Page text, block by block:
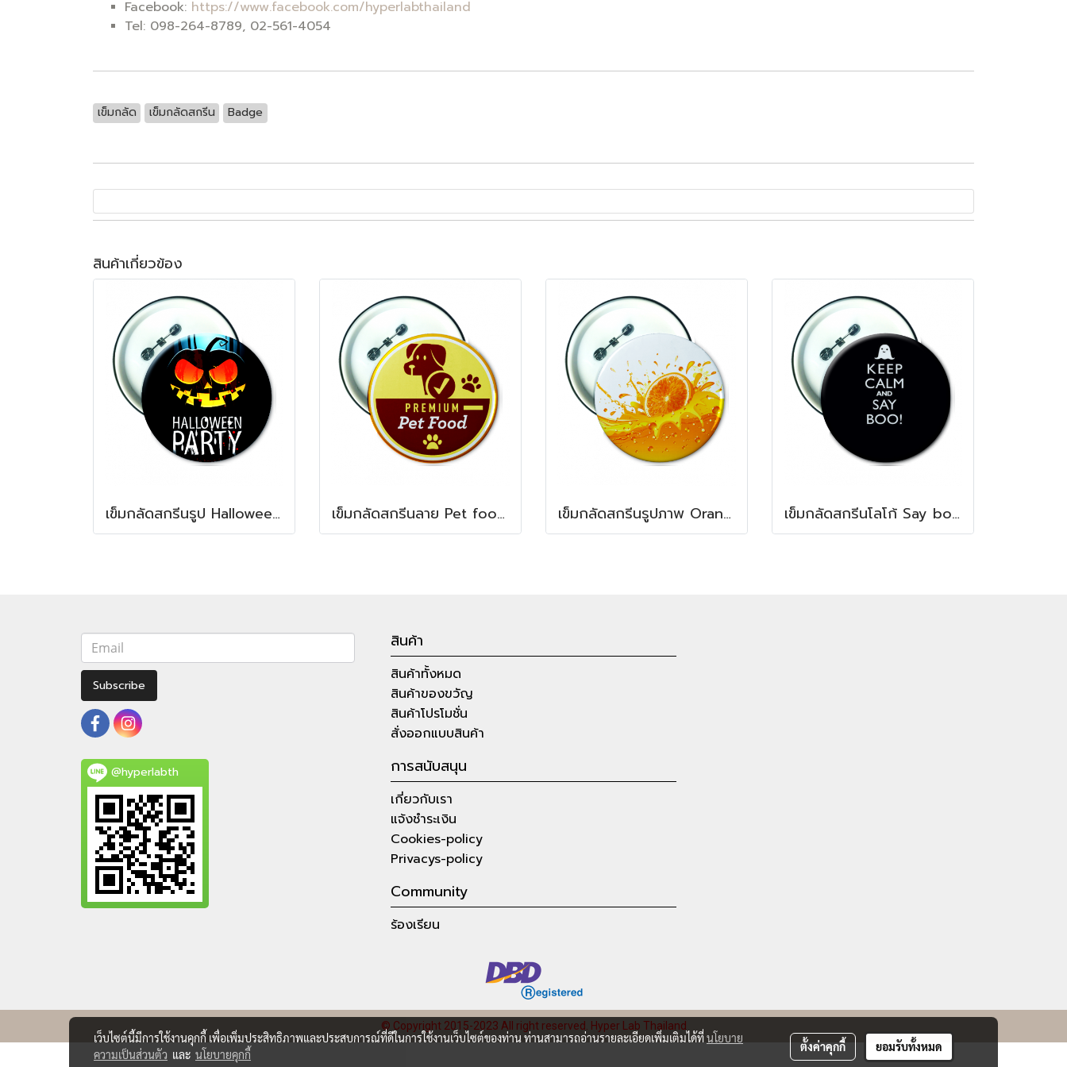
Facebook: https://www.facebook.com/hyperlabthailand
Tel: 098-264-8789, 02-561-4054
เข็มกลัด เข็มกลัดสกรีน Badge
สินค้าเกี่ยวข้อง
เข็มกลัดสกรีนรูป Halloween Badge เข็มกลัดสกรีนลาย Pet food Badge เข็มกลัดสกรีนรูปภาพ Orange Badge เข็มกลัดสกรีนโลโก้ Say boo Badge
Subscribe
@hyperlabth
สินค้า
สินค้าทั้งหมด
สินค้าของขวัญ
สินค้าโปรโมชั่น
สั่งออกแบบสินค้า
การสนับสนุน
เกี่ยวกับเรา
แจ้งชำระเงิน
Cookies-policy
Privacys-policy
Community
ร้องเรียน
© Copyright 2015-2023 All right reserved. Hyper Lab Thailand
เว็บไซต์นี้มีการใช้งานคุกกี้ เพื่อเพิ่มประสิทธิภาพและประสบการณ์ที่ดีในการใช้งานเว็บไซต์ของท่าน ท่านสามารถอ่านรายละเอียดเพิ่มเติมได้ที่นโยบาย
ความเป็นส่วนตัว และ นโยบายคุกกี้
ตั้งค่าคุกกี้ ยอมรับทั้งหมด